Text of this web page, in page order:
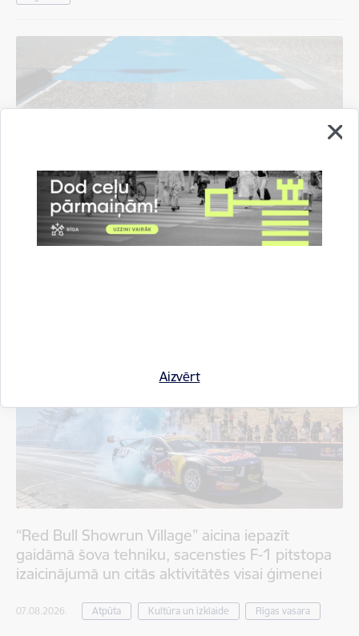
Aizvērt
Par satiksmes ierobežojumiem Dzirnavu ielā
“Red Bull Showrun Village” aicina iepazīt
gaidāmā šova tehniku, sacensties F-1 pitstopa
izaicinājumā un citās aktivitātēs visai ģimenei
07.08.2026. Atpūta Kultūra un izklaide Rīgas vasara